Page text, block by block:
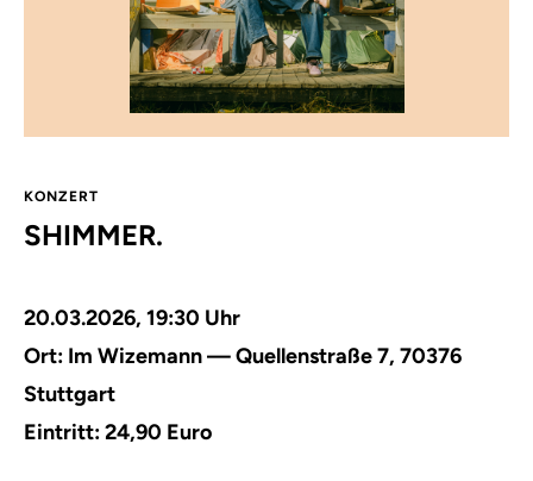
KONZERT
SHIMMER.
20.03.2026, 19:30 Uhr
Ort: Im Wizemann — Quellenstraße 7, 70376
Stuttgart
Eintritt: 24,90 Euro